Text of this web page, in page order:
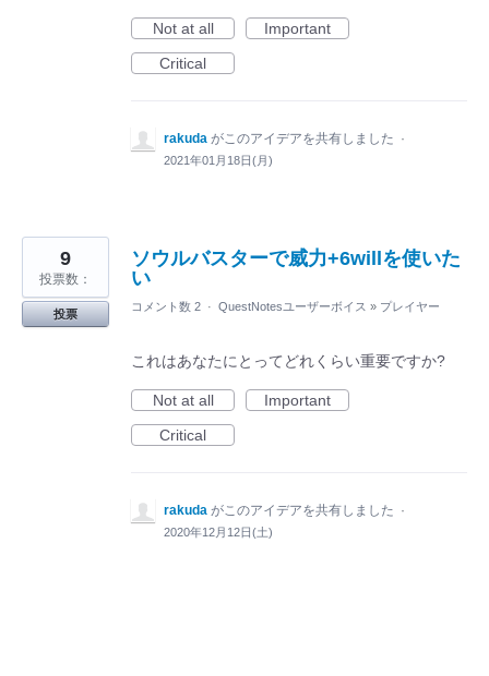
Not at all
Important
Critical
rakuda がこのアイデアを共有しました ·
2021年01月18日(月)
ソウルバスターで威力+6willを使いた
い
9
投票数：
投票
コメント数 2 · QuestNotesユーザーボイス » プレイヤー
これはあなたにとってどれくらい重要ですか?
Not at all
Important
Critical
rakuda がこのアイデアを共有しました ·
2020年12月12日(土)